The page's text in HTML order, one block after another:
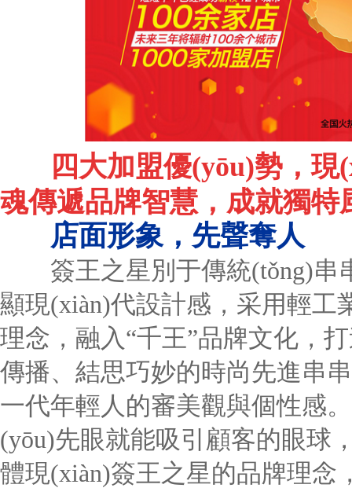
四大加盟優(yōu)勢，
魂傳遞品牌智慧，成就獨特
店面形象，先聲奪人
簽王之星別于傳統(tǒng)串
顯現(xiàn)代設計感，采用輕工
理念，融入“千王”品牌文化，
傳播、結思巧妙的時尚先進串
一代年輕人的審美觀與個性感
(yōu)先眼就能吸引顧客的眼球
體現(xiàn)簽王之星的品牌理念